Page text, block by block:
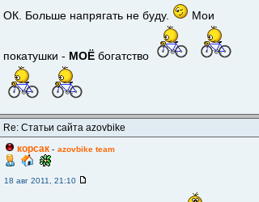
ОК. Больше напрягать не буду. Мои
покатушки - МОЁ богатство
Re: Статьи сайта azovbike
корсак - azovbike team
18 авг 2011, 21:10